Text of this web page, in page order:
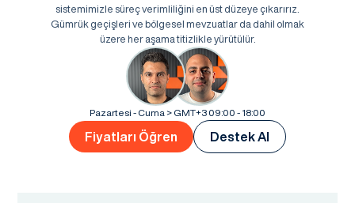
sistemimizle süreç verimliliğini en üst düzeye çıkarırız.
Gümrük geçişleri ve bölgesel mevzuatlar da dahil olmak
üzere her aşama titizlikle yürütülür.
Pazartesi - Cuma > GMT+3 09:00 - 18:00
Fiyatları Öğren Destek Al